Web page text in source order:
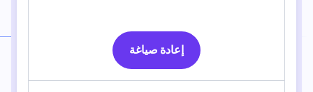
إعادة صياغة